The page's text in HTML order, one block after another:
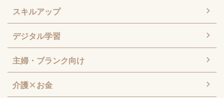
スキルアップ
デジタル学習
主婦・ブランク向け
介護×お金